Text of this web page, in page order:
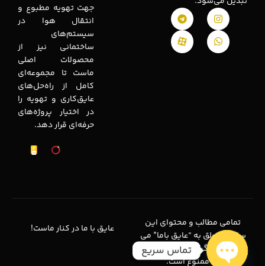
جهت تهویه مطبوع و
انتقال هوا در
سیستم‌های
ساختمانی نیز از
محصولات اصلی
ماست تا مجموعه‌ای
کامل از راه‌حل‌های
عایق‌کاری و تهویه را
در اختیار پروژه‌های
حرفه‌ای قرار دهد.
تمامی مطالب و محتوای این
سایت متعلق به “عایق باما” می
باشد و هرگونه کپی برداری از
آن ممنوع است.
عایق با ما در کنار ماست!
تماس سریع